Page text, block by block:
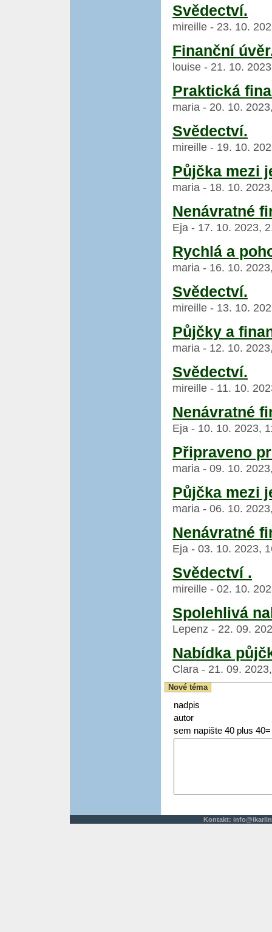
Svědectví.
mireille - 23. 10.
Finanční
louise - 21. 10.
Praktická
maria - 20. 10.
Svědectví.
mireille - 19. 10.
Půjčka mezi
maria - 18. 10.
Nenávratné
Eja - 17. 10. 2023,
Rychlá a
maria - 16. 10.
Svědectví.
mireille - 13. 10.
Půjčky a
maria - 12. 10.
Svědectví.
mireille - 11. 10.
Nenávratné
Eja - 10. 10. 2023,
Připraveno
maria - 09. 10.
Půjčka mezi
maria - 06. 10.
Nenávratné
Eja - 03. 10. 2023,
Svědectví .
mireille - 02. 10.
Spolehlivá
Lepenz - 22. 09.
Nabídka
Clara - 21. 09.
Nové téma
nadpis
autor
sem napište 40 plus 40=
Kontakt: